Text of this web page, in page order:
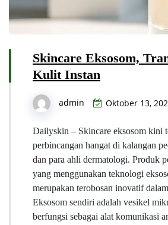
Skincare Eksosom,
Kulit Instan
admin Oktober 13,
Dailyskin – Skincare eksosom kini
perbincangan hangat di kalangan
dan para ahli dermatologi. Produk
yang menggunakan teknologi
merupakan terobosan inovatif
Eksosom sendiri adalah vesikel
berfungsi sebagai alat komunikasi